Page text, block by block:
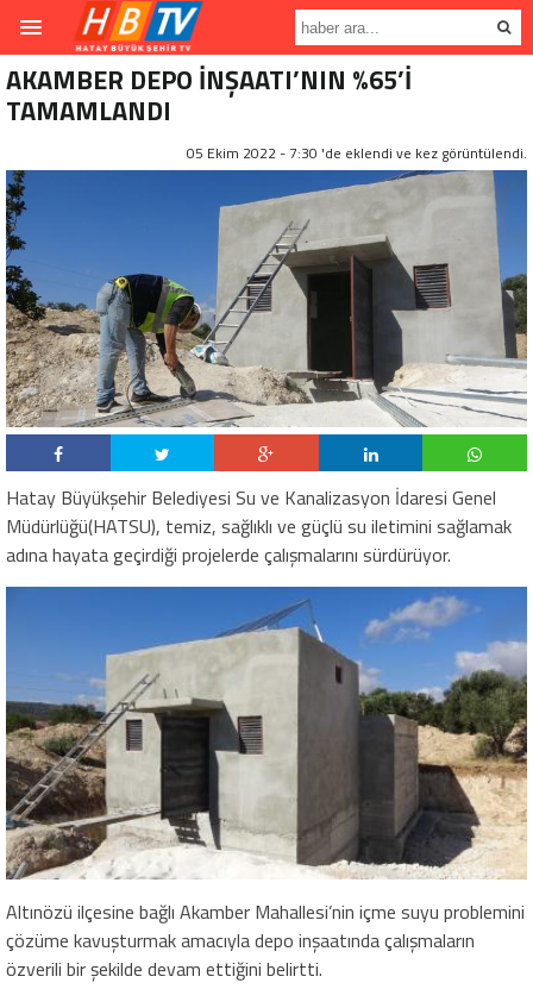
AKAMBER DEPO İNŞAATI’NIN %65’İ
TAMAMLANDI
05 Ekim 2022 - 7:30 'de eklendi ve kez görüntülendi.
Hatay Büyükşehir Belediyesi Su ve Kanalizasyon İdaresi Genel
Müdürlüğü(HATSU), temiz, sağlıklı ve güçlü su iletimini sağlamak
adına hayata geçirdiği projelerde çalışmalarını sürdürüyor.
Altınözü ilçesine bağlı Akamber Mahallesi’nin içme suyu problemini
çözüme kavuşturmak amacıyla depo inşaatında çalışmaların
özverili bir şekilde devam ettiğini belirtti.